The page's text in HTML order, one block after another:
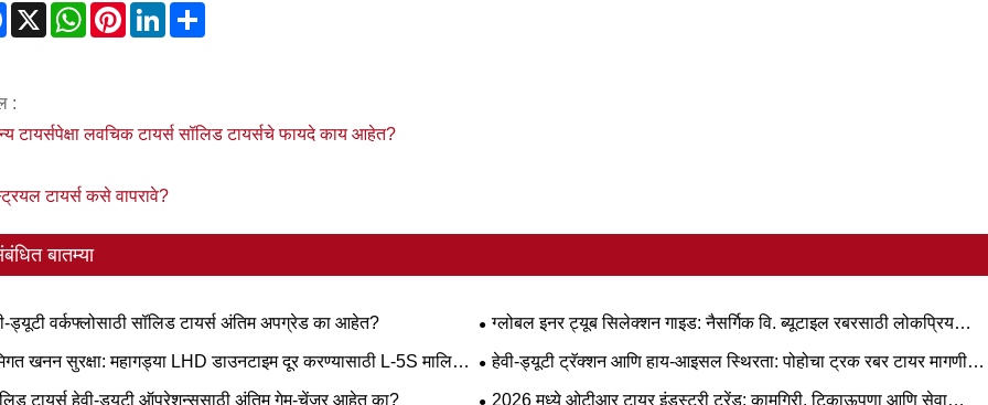
Facebook
X WhatsAppPinterestLinkedIn
:
टायर्सपेक्षा लवचिक टायर्स सॉलिड टायर्सचे फायदे काय आहेत?
टायर्स कसे वापरावे?
बातम्या
ड्यूटी वर्कफ्लोसाठी सॉलिड टायर्स अंतिम अपग्रेड का आहेत?
ग्लोबल इनर ट्यूब सिलेक्शन गाइड: नैसर्गिक वि. ब्यूटाइल रबरसाठी लोकप्रिय
आकार आणि परिस्थिती-आधारित अनुप्रयोग
खनन सुरक्षा: महागड्या LHD डाउनटाइम दूर करण्यासाठी L-5S मालिका
महत्त्वपूर्ण का आहेत
हेवी-ड्यूटी ट्रॅक्शन आणि हाय-आइसल स्थिरता: पोहोचा ट्रक रबर टायर मागणी
ट्रेंड आणि ऑपरेशनल मार्गदर्शक
टायर्स हेवी-ड्यूटी ऑपरेशन्ससाठी अंतिम गेम-चेंजर आहेत का?
2026 मध्ये ओटीआर टायर इंडस्ट्री ट्रेंड: कामगिरी, टिकाऊपणा आणि सेवा